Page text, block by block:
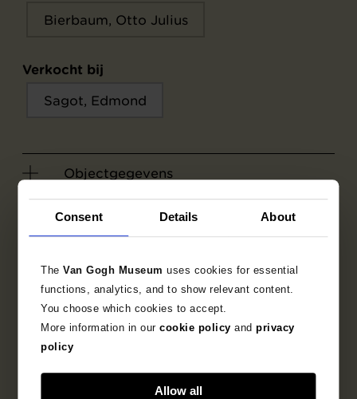
Consent Details About
TheVan Gogh Museumuses cookies for essential
functions, analytics, and to show relevant content.
You choose which cookies to accept.
More information in ourcookie policy andprivacy
policy
Allow all
Bierbaum, Otto Julius
Verkocht bij
Sagot, Edmond
Objectgegevens
Opschriften / merken